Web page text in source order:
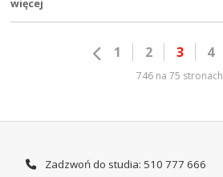
więcej
1 2 3 4
746 na 75 stronach
Zadzwoń do studia: 510 777 666